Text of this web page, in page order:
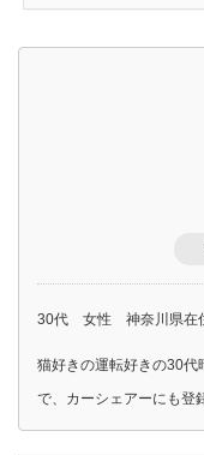
30代 女性 神奈川県在
猫好きの運転好きの30代
で、カーシェアーにも登